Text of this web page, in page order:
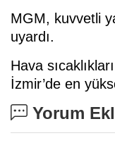
MGM, kuvvetli
uyardı.
Hava
İzmir’de en
Yorum